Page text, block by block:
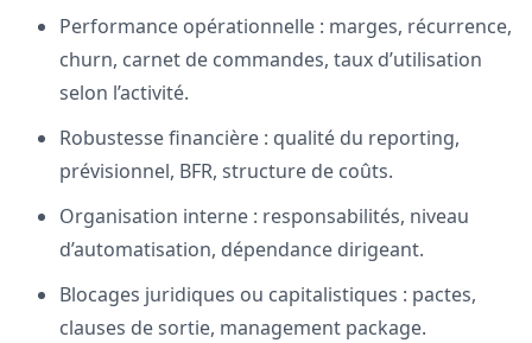
Performance opérationnelle : marges, récurrence,
churn, carnet de commandes, taux d’utilisation
selon l’activité.
Robustesse financière : qualité du reporting,
prévisionnel, BFR, structure de coûts.
Organisation interne : responsabilités, niveau
d’automatisation, dépendance dirigeant.
Blocages juridiques ou capitalistiques : pactes,
clauses de sortie, management package.